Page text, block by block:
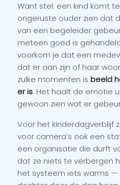
Want stel: een kind komt
ongeruste ouder zien dat
van een begeleider
meteen goed is
voorkom je dat een
dat er aan zijn of haar
zulke momenten is beeld
er is. Het haalt de emotie
gewoon zien wat er
Voor het kinderdagverblijf
voor camera’s ook een
een organisatie die durft
dat ze niets te verbergen
het systeem iets warms —